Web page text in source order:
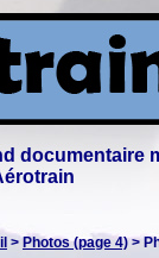
documentaire
> Photos (page 4)>